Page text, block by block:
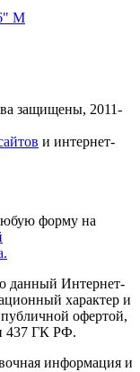
M
защищены, 2011-
и интернет-
форму на
данный Интернет-
характер и
офертой,
437 ГК РФ.
информация и